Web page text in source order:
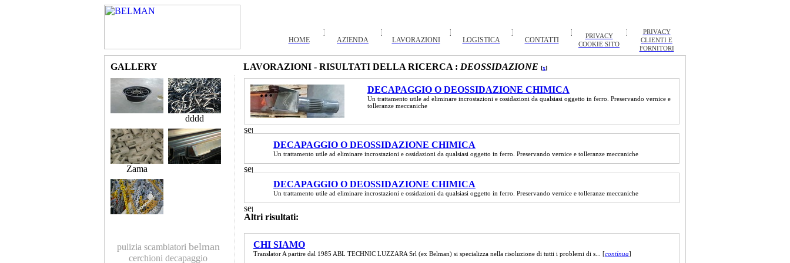
HOME AZIENDA LAVORAZIONI LOGISTICA CONTATTI
PRIVACY
COOKIE SITO
PRIVACY
CLIENTI E
FORNITORI
GALLERY LAVORAZIONI - RISULTATI DELLA RICERCA : DEOSSIDAZIONE [x]
dddd
Zama
pulizia scambiatori belman
cerchioni decapaggio
DECAPAGGIO O DEOSSIDAZIONE CHIMICA
Un trattamento utile ad eliminare incrostazioni e ossidazioni da qualsiasi oggetto in ferro. Preservando vernice e
tolleranze meccaniche
DECAPAGGIO O DEOSSIDAZIONE CHIMICA
Un trattamento utile ad eliminare incrostazioni e ossidazioni da qualsiasi oggetto in ferro. Preservando vernice e tolleranze meccaniche
DECAPAGGIO O DEOSSIDAZIONE CHIMICA
Un trattamento utile ad eliminare incrostazioni e ossidazioni da qualsiasi oggetto in ferro. Preservando vernice e tolleranze meccaniche
Altri risultati:
CHI SIAMO
Translator A partire dal 1985 ABL TECHNIC LUZZARA Srl (ex Belman) si specializza nella risoluzione di tutti i problemi di s... [continua]